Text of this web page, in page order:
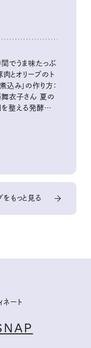
でうま味たっぷ
肉とオリーブのト
込み」の作り方：
衣子さん 夏の
整える発酵レ
をもっと見る
ネート